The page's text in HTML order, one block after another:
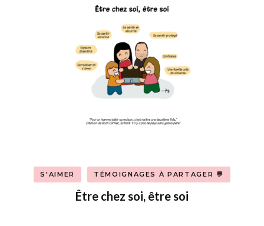
S'AIMER TÉMOIGNAGES À PARTAGER 💬
Être chez soi, être soi